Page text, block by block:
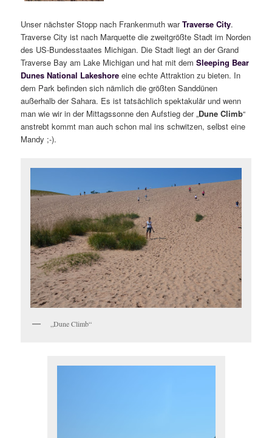
Unser nächster Stopp nach Frankenmuth warTraverse City.
Traverse City ist nach Marquette die zweitgrößte Stadt im Norden
des US-Bundesstaates Michigan. Die Stadt liegt an der Grand
Traverse Bay am Lake Michigan und hat mit demSleeping Bear
Dunes National Lakeshore eine echte Attraktion zu bieten. In
dem Park befinden sich nämlich die größten Sanddünen
außerhalb der Sahara. Es ist tatsächlich spektakulär und wenn
man wie wir in der Mittagssonne den Aufstieg der „Dune Climb“
anstrebt kommt man auch schon mal ins schwitzen, selbst eine
Mandy ;-).
„Dune Climb“